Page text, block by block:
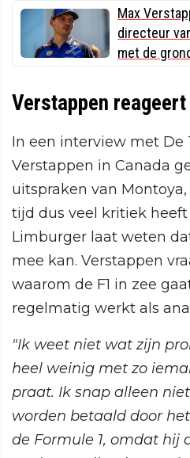
Max
directeur
met de
Verstappen reageert
In een interview met De
Verstappen in Canada
uitspraken van
tijd dus veel kritiek heeft
Limburger laat weten
mee kan. Verstappen
waarom de F1 in zee
regelmatig werkt als
"Ik weet niet wat zijn
heel weinig met zo
praat. Ik snap alleen
worden betaald door
de Formule 1, omdat hij